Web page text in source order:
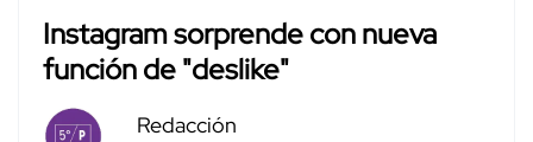
Instagram sorprende con nueva
función de "deslike"
Redacción